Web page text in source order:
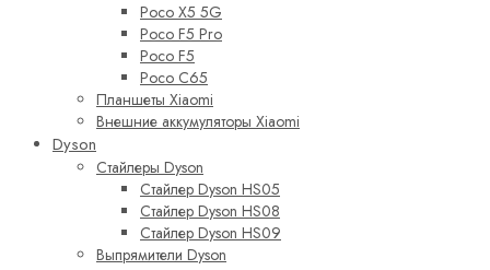
Poco X5 5G
Poco F5 Pro
Poco F5
Poco C65
Планшеты Xiaomi
Внешние аккумуляторы Xiaomi
Dyson
Стайлеры Dyson
Стайлер Dyson HS05
Стайлер Dyson HS08
Стайлер Dyson HS09
Выпрямители Dyson